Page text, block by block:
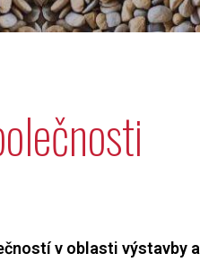
v oblasti výstavby